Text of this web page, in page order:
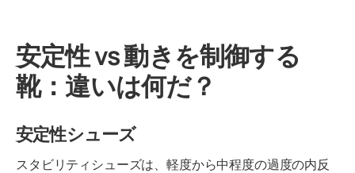
安定性 vs 動きを制御する
靴：違いは何だ？
安定性シューズ
スタビリティシューズは、軽度から中程度の過度の内反